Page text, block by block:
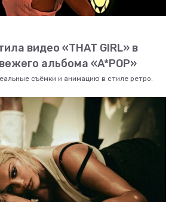
видео «THAT GIRL» в
альбома «A*POP»
съёмки и анимацию в стиле ретро.